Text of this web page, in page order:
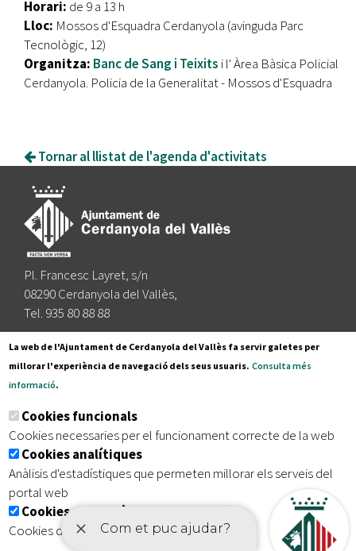
Horari: de 9 a 13 h
Lloc: Mossos d'Esquadra Cerdanyola (avinguda Parc
Tecnològic, 12)
Organitza: Banc de Sang i Teixits i l' Àrea Bàsica Policial
Cerdanyola. Policia de la Generalitat - Mossos d'Esquadra
Tornar al llistat de l'agenda d'activitats
Pl. Francesc Layret, s/n
08290 Cerdanyola del Vallès,
Tel. 935 80 88 88
Segueix-nos a:
Subscriu-te al nostre butlletí
Inici | Avís legal | Protecció de dades
| Accessibilitat
La web de l'Ajuntament de Cerdanyola del Vallès fa servir galetes per
millorar l'experiència de navegació dels seus usuaris. Consulta més
informació.
Cookies funcionals
Cookies necessaries per el funcionament correcte de la web
Cookies analítiques
Anàlisis d'estadístiques que permeten millorar els serveis del
portal web
Cookies publicitàries
Cookies de tercers amb finalitat publicitària